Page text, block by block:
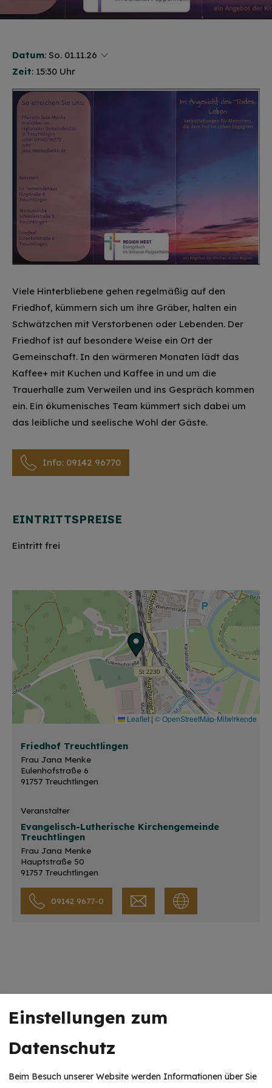
Datum: So. 01.11.26
Zeit: 15:30 Uhr
Viele Hinterbliebene gehen regelmäßig auf den
Friedhof, kümmern sich um ihre Gräber, halten ein
Schwätzchen mit Verstorbenen oder Lebenden. Der
Friedhof ist auf besondere Weise ein Ort der
Gemeinschaft. In den wärmeren Monaten lädt das
Kaffee+ mit Kuchen und Kaffee in und um die
Trauerhalle zum Verweilen und ins Gespräch kommen
ein. Ein ökumenisches Team kümmert sich dabei um
das leibliche und seelische Wohl der Gäste.
Info: 09142 96770
EINTRITTSPREISE
Eintritt frei
Leaflet |© OpenStreetMap-Mitwirkende
Friedhof Treuchtlingen
Frau Jana Menke
Eulenhofstraße 6
91757 Treuchtlingen
Veranstalter
Evangelisch-Lutherische Kirchengemeinde
Treuchtlingen
Frau Jana Menke
Hauptstraße 50
91757 Treuchtlingen
09142 9677-0
Einstellungen zum
Datenschutz
Beim Besuch unserer Website werden Informationen über Sie